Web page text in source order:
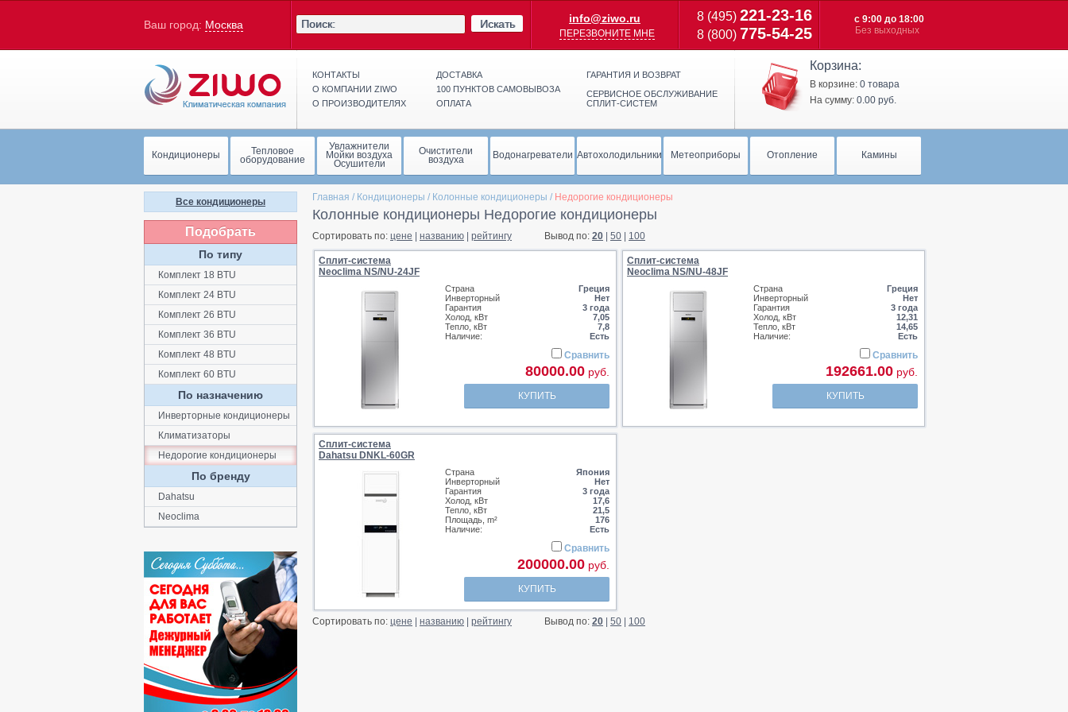
Ваш город: Москва Искать info@ziwo.ru
ПЕРЕЗВОНИТЕ МНЕ
8 (495) 221-23-16
8 (800) 775-54-25
c 9:00 до 18:00
Без выходных
КОНТАКТЫ
О КОМПАНИИ ZIWO
О ПРОИЗВОДИТЕЛЯХ
ДОСТАВКА
100 ПУНКТОВ САМОВЫВОЗА
ОПЛАТА
ГАРАНТИЯ И ВОЗВРАТ
СЕРВИСНОЕ ОБСЛУЖИВАНИЕ
СПЛИТ-СИСТЕМ
Корзина:
В корзине: 0 товара
На сумму: 0.00 руб.
Кондиционеры Тепловое
оборудование
Увлажнители
Мойки воздуха
Осушители
Очистители
воздуха Водонагреватели Автохолодильники Метеоприборы Отопление Камины
Главная / Кондиционеры / Колонные кондиционеры / Недорогие кондиционеры
Колонные кондиционеры Недорогие кондиционеры
Сортировать по: цене названию рейтингу Вывод по: 20 50 100
Сплит-система
Neoclima NS/NU-24JF
Страна
Греция
Инверторный
Нет
Гарантия
3 года
Холод, кВт
7,05
Тепло, кВт
7,8
Наличие:
Есть
Сравнить
80000.00 руб.
КУПИТЬ
Сплит-система
Neoclima NS/NU-48JF
Страна
Греция
Инверторный
Нет
Гарантия
3 года
Холод, кВт
12,31
Тепло, кВт
14,65
Наличие:
Есть
Сравнить
192661.00 руб.
КУПИТЬ
Сплит-система
Dahatsu DNKL-60GR
Страна
Япония
Инверторный
Нет
Гарантия
3 года
Холод, кВт
17,6
Тепло, кВт
21,5
Площадь, m²
176
Наличие:
Есть
Сравнить
200000.00 руб.
КУПИТЬ
Сортировать по: цене названию рейтингу Вывод по: 20 50 100
Все кондиционеры
Подобрать
По типу
Комплект 18 BTU
Комплект 24 BTU
Комплект 26 BTU
Комплект 36 BTU
Комплект 48 BTU
Комплект 60 BTU
По назначению
Инверторные кондиционеры
Климатизаторы
Недорогие кондиционеры
По бренду
Dahatsu
Neoclima